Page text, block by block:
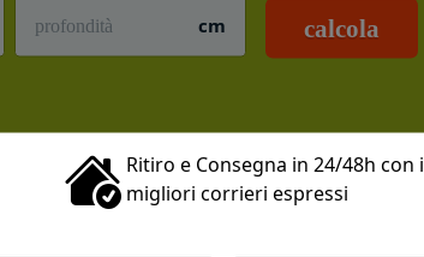
cm calcola
Ritiro e Consegna in 24/48h con i
migliori corrieri espressi